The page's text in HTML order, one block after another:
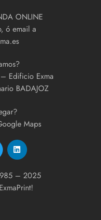
ONLINE
ó email a
Edificio Exma
BADAJOZ
Maps
– 2025
ExmaPrint!